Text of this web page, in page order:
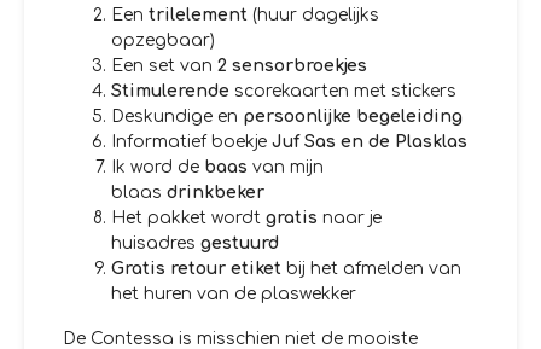
Een trilelement (huur dagelijks
opzegbaar)
Een set van 2 sensorbroekjes
Stimulerende scorekaarten met stickers
Deskundige en persoonlijke begeleiding
Informatief boekje Juf Sas en de Plasklas
Ik word de baas van mijn
blaas drinkbeker
Het pakket wordt gratis naar je
huisadres gestuurd
Gratis retour etiket bij het afmelden van
het huren van de plaswekker
De Contessa is misschien niet de mooiste